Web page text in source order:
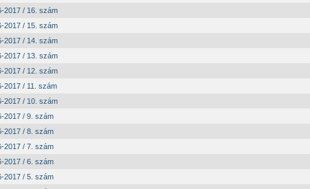
2017 / 16. szám
2017 / 15. szám
2017 / 14. szám
2017 / 13. szám
2017 / 12. szám
2017 / 11. szám
2017 / 10. szám
2017 / 9. szám
2017 / 8. szám
2017 / 7. szám
2017 / 6. szám
2017 / 5. szám